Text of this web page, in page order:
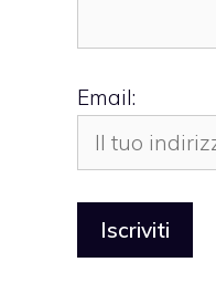
Email: